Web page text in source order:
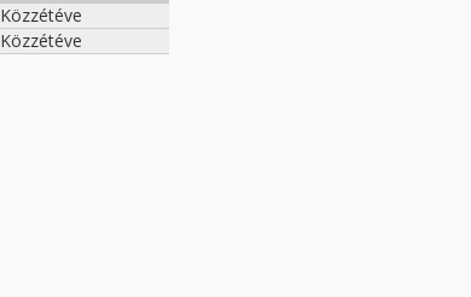
Közzétéve
Közzétéve